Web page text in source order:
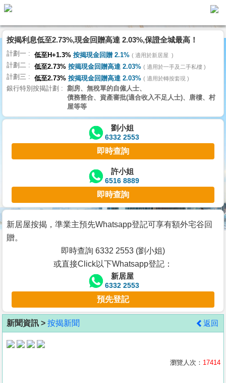
代
理
主
頁
搵
樓/
交
業
主
宅
谷
按
客
地
產
按揭利息低至2.73%,現金回贈高達 2.03%,保證全城最高！
計劃一 低至H+1.3% 按揭現金回贈 2.1% 適用於新居屋
計劃二 低至2.73% 按揭現金回贈高達 2.03% 適用於一手及二手私樓
計劃三 低至2.73% 按揭現金回贈高達 2.03% 適用於轉按套現
銀行特別按揭計劃
劏房、無稅單的自僱人士、
債務整合、資產審批(適合收入不足人士)、唐樓、村
屋等等
劉小姐
6332 2553
即時查詢
許小姐
6516 8889
即時查詢
新居屋按揭，準業主預先Whatsapp登記可享有額外宅谷回
贈。
即時查詢 6332 2553 (劉小姐)
或直接Click以下Whatsapp登記：
新居屋
6332 2553
預先登記
新聞資訊 > 按揭新聞 返回
瀏覽人次： 17414